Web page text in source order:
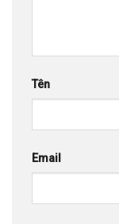
Tên
Email